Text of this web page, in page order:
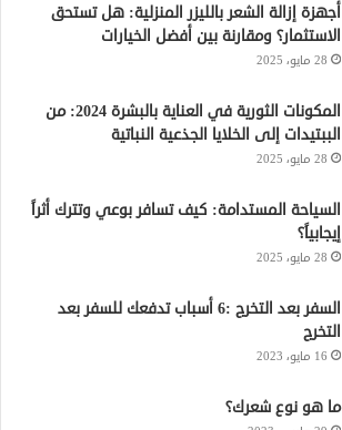
و
ك
ر
ي
ي
ت
ق
ا
ا
م
ق
أجهزة إزالة الشعر بالليزر المنزلية: هل تستحق
الاستثمار؟ ومقارنة بين أفضل الخيارات
28 مايو، 2025
المكونات الثورية في العناية بالبشرة 2024: من
الببتيدات إلى الخلايا الجذعية النباتية
28 مايو، 2025
السياحة المستدامة: كيف تسافر بوعي وتترك أثراً
إيجابياً؟
28 مايو، 2025
السفر بعد التخرج :6 أسباب تدفعك للسفر بعد
التخرج
16 مايو، 2023
ما هو نوع شعرك؟